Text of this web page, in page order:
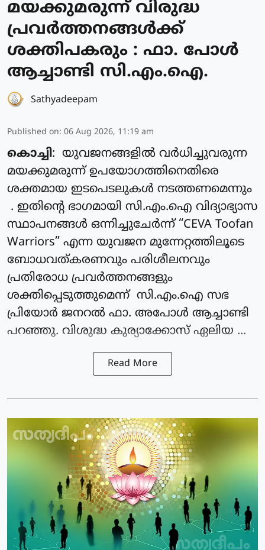
മയക്കുമരുന്ന് വിരുദ്ധ
പ്രവർത്തനങ്ങൾക്ക്
ശക്തിപകരും : ഫാ. പോൾ
ആച്ചാണ്ടി സി.എം.ഐ.
Sathyadeepam
Published on: 06 Aug 2026, 11:19 am
കൊച്ചി: യുവജനങ്ങളിൽ വർധിച്ചുവരുന്ന
മയക്കുമരുന്ന് ഉപയോഗത്തിനെതിരെ
ശക്തമായ ഇടപെടലുകൾ നടത്തണമെന്നും
. ഇതിന്റെ ഭാഗമായി സി.എം.ഐ വിദ്യാഭ്യാസ
സ്ഥാപനങ്ങൾ ഒന്നിച്ചുചേർന്ന് “CEVA Toofan
Warriors” എന്ന യുവജന മുന്നേറ്റത്തിലൂടെ
ബോധവത്കരണവും പരിശീലനവും
പ്രതിരോധ പ്രവർത്തനങ്ങളും
ശക്തിപ്പെടുത്തുമെന്ന് സി.എം.ഐ സഭ
പ്രിയോർ ജനറൽ ഫാ. അപോൾ ആച്ചാണ്ടി
പറഞ്ഞു. വിശുദ്ധ കുര്യാക്കോസ് ഏലിയ ...
Read More